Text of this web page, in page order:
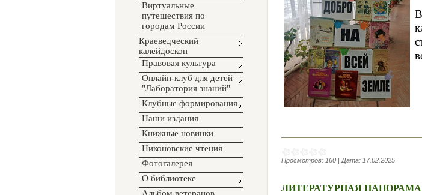
Виртуальные
путешествия по
городам России
Краеведческий
калейдоскоп
Правовая культура
Онлайн-клуб для детей
"Лаборатория знаний"
Клубные формирования
Наши издания
Книжные новинки
Никоновские чтения
Фотогалерея
О библиотеке
Просмотров: 160 | Дата: 17.02.2025
ЛИТЕРАТУРНАЯ ПАНОРАМА